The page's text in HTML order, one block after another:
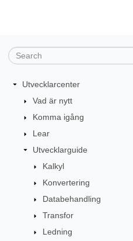
Utvecklarcenter
Vad är nytt
Komma igång
Lear
Utvecklarguide
Kalkyl
Konvertering
Databehandling
Transfor
Ledning